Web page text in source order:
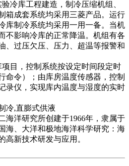
冷库工程建造，制冷压缩机组、
箱成套系统均采用三菱产品。运行
库制冷系统均采用一用一备。当机
不影响冷库的正常降温。机组有各
、过压欠压、压力、超温等报警和
项目，控制系统按设定时间段定时
命令）；由库房温度传感器，控制
录仪，实现库内温度与湿度的实时
冷,直膨式供液
海洋研究所创建于1966年，隶属于
海、大洋和极地海洋科学研究：海
高新技术研发与应用。